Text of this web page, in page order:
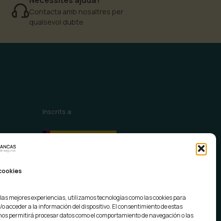
mejores experiencias, utilizamos tecnologías como las cookies para
acceder a la información del dispositivo. El consentimiento de estas
permitirá procesar datos como el comportamiento de navegación o las
Contacta amb nosaltres per
qualsevol dubte
Inscrits a: